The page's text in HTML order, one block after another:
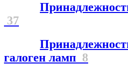
37
галоген ламп 8